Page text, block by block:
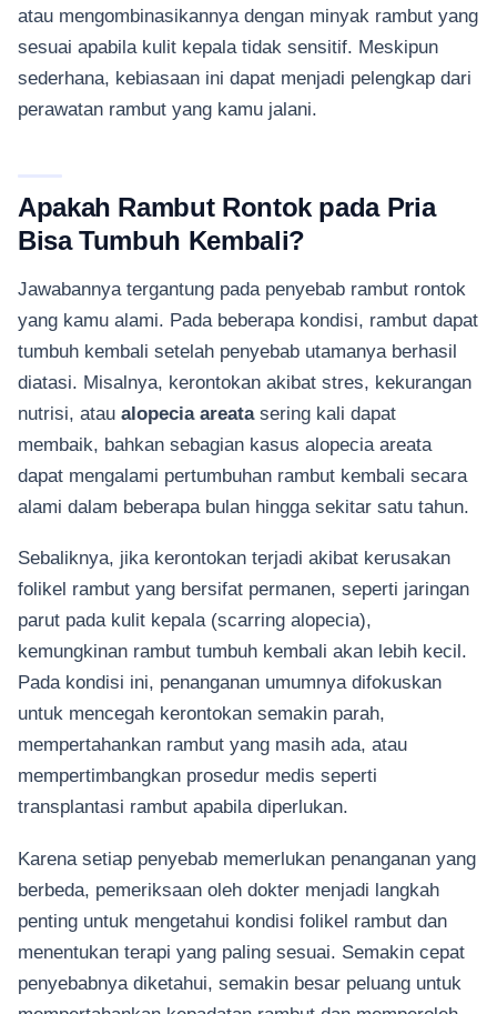
atau mengombinasikannya dengan minyak rambut yang
sesuai apabila kulit kepala tidak sensitif. Meskipun
sederhana, kebiasaan ini dapat menjadi pelengkap dari
perawatan rambut yang kamu jalani.
Apakah Rambut Rontok pada Pria
Bisa Tumbuh Kembali?
Jawabannya tergantung pada penyebab rambut rontok
yang kamu alami. Pada beberapa kondisi, rambut dapat
tumbuh kembali setelah penyebab utamanya berhasil
diatasi. Misalnya, kerontokan akibat stres, kekurangan
nutrisi, atau alopecia areatasering kali dapat
membaik, bahkan sebagian kasus alopecia areata
dapat mengalami pertumbuhan rambut kembali secara
alami dalam beberapa bulan hingga sekitar satu tahun.
Sebaliknya, jika kerontokan terjadi akibat kerusakan
folikel rambut yang bersifat permanen, seperti jaringan
parut pada kulit kepala (scarring alopecia),
kemungkinan rambut tumbuh kembali akan lebih kecil.
Pada kondisi ini, penanganan umumnya difokuskan
untuk mencegah kerontokan semakin parah,
mempertahankan rambut yang masih ada, atau
mempertimbangkan prosedur medis seperti
transplantasi rambut apabila diperlukan.
Karena setiap penyebab memerlukan penanganan yang
berbeda, pemeriksaan oleh dokter menjadi langkah
penting untuk mengetahui kondisi folikel rambut dan
menentukan terapi yang paling sesuai. Semakin cepat
penyebabnya diketahui, semakin besar peluang untuk